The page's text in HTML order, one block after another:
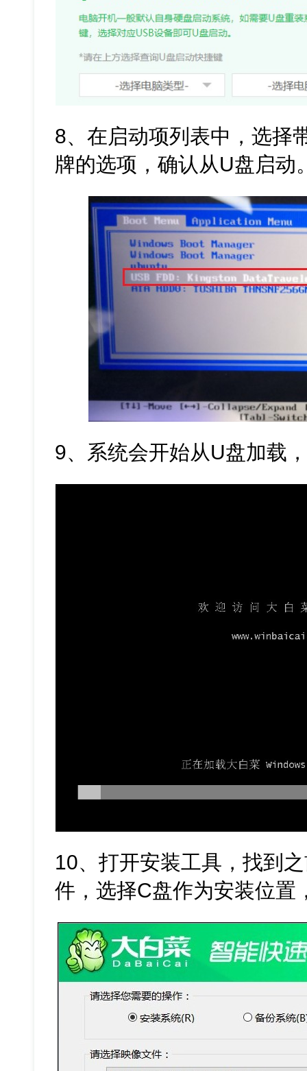
8、在启动项列表中，选择
牌的选项，确认从U盘启动
9、系统会开始从U盘加载
10、打开安装工具，找到
件，选择C盘作为安装位置